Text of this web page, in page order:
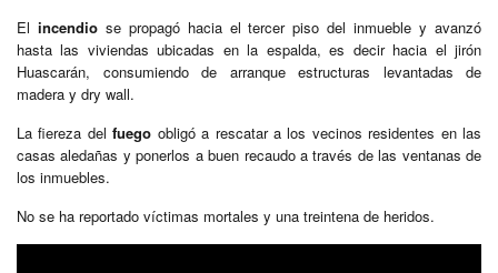
El incendiose propagó hacia el tercer piso del inmueble y avanzó
hasta las viviendas ubicadas en la espalda, es decir hacia el jirón
Huascarán, consumiendo de arranque estructuras levantadas de
madera y dry wall.
La fiereza delfuego obligó a rescatar a los vecinos residentes en las
casas aledañas y ponerlos a buen recaudo a través de las ventanas de
los inmuebles.
No se ha reportado víctimas mortales y una treintena de heridos.